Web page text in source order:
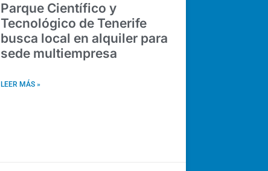
Parque Científico y
Tecnológico de Tenerife
busca local en alquiler para
sede multiempresa
LEER MÁS »